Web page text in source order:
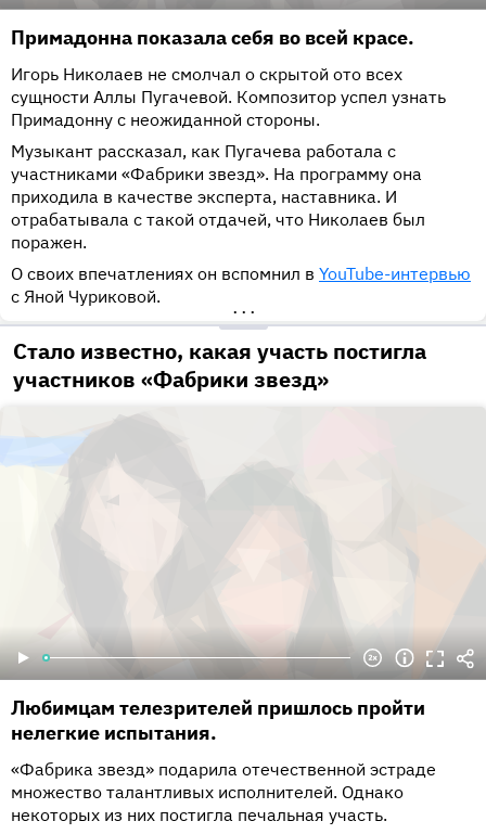
Примадонна показала себя во всей красе.
Игорь Николаев не смолчал о скрытой ото всех
сущности Аллы Пугачевой. Композитор успел узнать
Примадонну с неожиданной стороны.
Музыкант рассказал, как Пугачева работала с
участниками «Фабрики звезд». На программу она
приходила в качестве эксперта, наставника. И
отрабатывала с такой отдачей, что Николаев был
поражен.
О своих впечатлениях он вспомнил в YouTube-интервью
с Яной Чуриковой.
•••
Стало известно, какая участь постигла
участников «Фабрики звезд»
Любимцам телезрителей пришлось пройти
нелегкие испытания.
«Фабрика звезд» подарила отечественной эстраде
множество талантливых исполнителей. Однако
некоторых из них постигла печальная участь.